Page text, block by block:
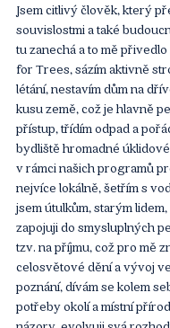
Jsem citlivý člověk, který
souvislostmi a také
tu zanechá a to mě přivedlo
for Trees, sázím aktivně
létání, nestavím dům na
kusu země, což je hlavně
přístup, třídím odpad a
bydliště hromadné
v rámci našich programů
nejvíce lokálně, šetřím s
jsem útulkům, starým
zapojuji do smysluplných
tzv. na příjmu, což pro mě
celosvětové dění a vývoj
poznání, dívám se kolem
potřeby okolí a místní